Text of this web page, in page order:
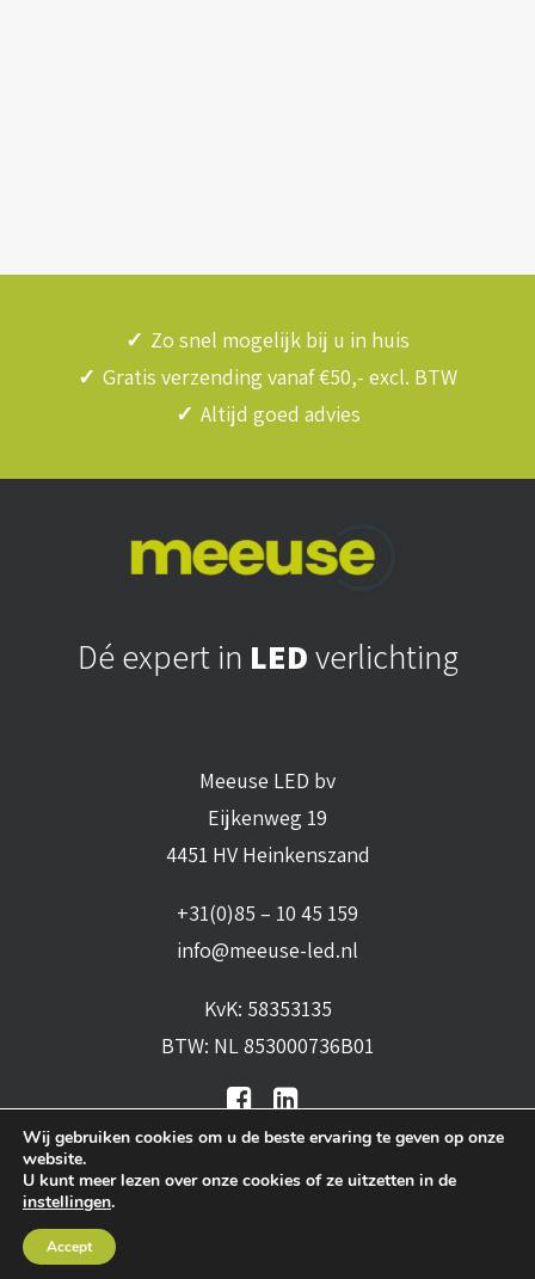
✓ Zo snel mogelijk bij u in huis
✓ Gratis verzending vanaf €50,- excl. BTW
✓ Altijd goed advies
Dé expert in LEDverlichting
Meeuse LED bv
Eijkenweg 19
4451 HV Heinkenszand
+31(0)85 – 10 45 159
info@meeuse-led.nl
KvK: 58353135
BTW: NL 853000736B01
leveringsvoorwaarden
Wij gebruiken cookies om u de beste ervaring te geven op onze
website.
U kunt meer lezen over onze cookies of ze uitzetten in de
instellingen.
Accept